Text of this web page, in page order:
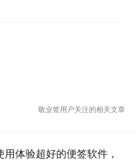
敬业签用户关注的相关文章
用体验超好的便签软件，